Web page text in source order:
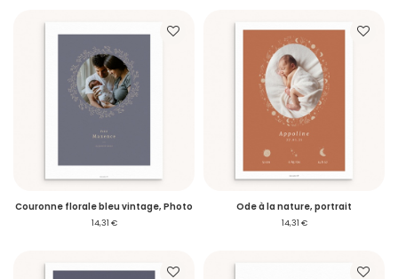
Couronne florale bleu vintage, Photo
14,31 €
Ode à la nature, portrait
14,31 €